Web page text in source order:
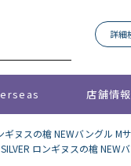
詳細
店舗情報
ヌスの槍 NEWバングル M
ロンギヌスの槍 NEW